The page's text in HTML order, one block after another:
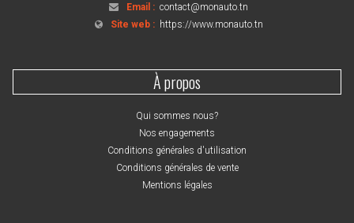
Email :contact@monauto.tn
Site web : https://www.monauto.tn
À propos
Qui sommes nous?
Nos engagements
Conditions générales d'utilisation
Conditions générales de vente
Mentions légales